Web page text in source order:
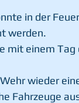
in der
werden.
mit einem
wieder
Fahrzeuge